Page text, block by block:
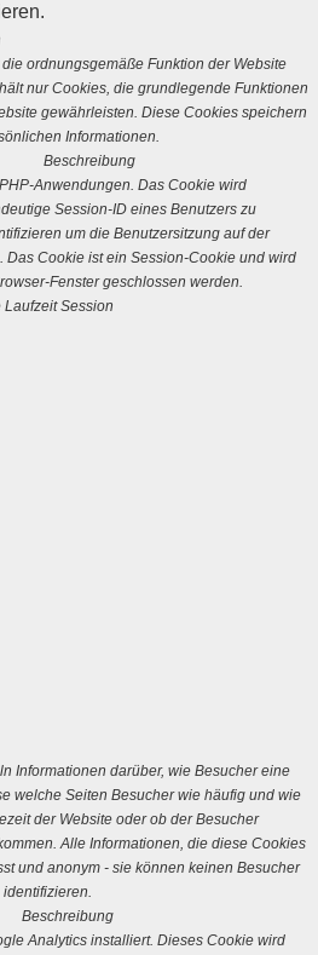
ordnungsgemäße Funktion der Website
nur Cookies, die grundlegende Funktionen
gewährleisten. Diese Cookies speichern
Informationen.
Beschreibung
Anwendungen. Das Cookie wird
Session-ID eines Benutzers zu
um die Benutzersitzung auf der
Das Cookie ist ein Session-Cookie und wird
Fenster geschlossen werden.
Laufzeit Session
Informationen darüber, wie Besucher eine
welche Seiten Besucher wie häufig und wie
der Website oder ob der Besucher
Alle Informationen, die diese Cookies
und anonym - sie können keinen Besucher
identifizieren.
Beschreibung
Analytics installiert. Dieses Cookie wird